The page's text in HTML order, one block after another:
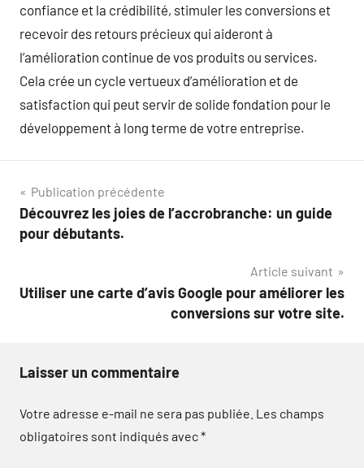
confiance et la crédibilité, stimuler les conversions et
recevoir des retours précieux qui aideront à
l’amélioration continue de vos produits ou services.
Cela crée un cycle vertueux d’amélioration et de
satisfaction qui peut servir de solide fondation pour le
développement à long terme de votre entreprise.
Navigation
de
Publication précédente
Découvrez les joies de l’accrobranche: un guide
pour débutants.
Article suivant
Utiliser une carte d’avis Google pour améliorer les
conversions sur votre site.
Laisser un commentaire
Votre adresse e-mail ne sera pas publiée. Les champs
obligatoires sont indiqués avec*